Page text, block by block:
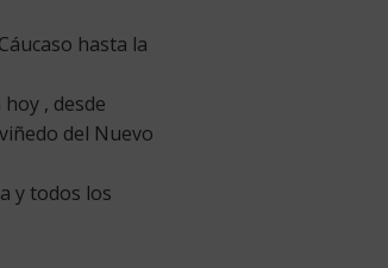
hasta la
, desde
del Nuevo
y todos los